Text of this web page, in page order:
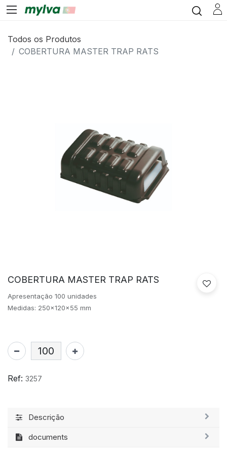
Todos os Produtos
COBERTURA MASTER TRAP RATS
COBERTURA MASTER TRAP RATS
Apresentação 100 unidades
Medidas: 250x120x55 mm
Ref: 3257
Descrição
documents